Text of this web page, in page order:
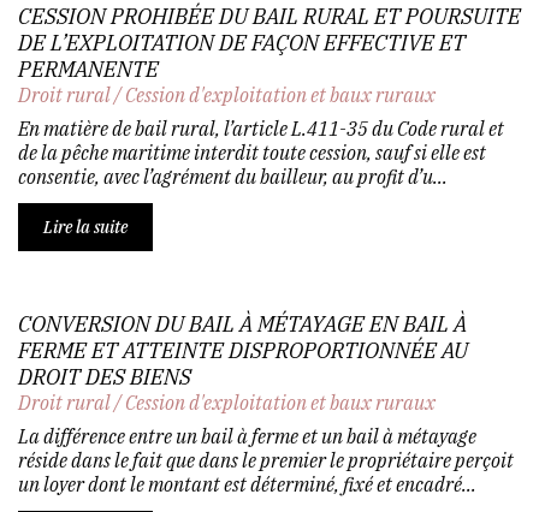
CESSION PROHIBÉE DU BAIL RURAL ET POURSUITE
DE L’EXPLOITATION DE FAÇON EFFECTIVE ET
PERMANENTE
Droit rural/Cession d'exploitation et baux ruraux
En matière de bail rural, l’article L.411-35 du Code rural et
de la pêche maritime interdit toute cession, sauf si elle est
consentie, avec l’agrément du bailleur, au profit d’u...
Lire la suite
CONVERSION DU BAIL À MÉTAYAGE EN BAIL À
FERME ET ATTEINTE DISPROPORTIONNÉE AU
DROIT DES BIENS
Droit rural/Cession d'exploitation et baux ruraux
La différence entre un bail à ferme et un bail à métayage
réside dans le fait que dans le premier le propriétaire perçoit
un loyer dont le montant est déterminé, fixé et encadré...